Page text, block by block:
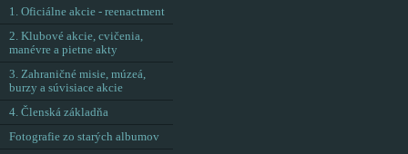
1. Oficiálne akcie - reenactment
2. Klubové akcie, cvičenia,
manévre a pietne akty
3. Zahraničné misie, múzeá,
burzy a súvisiace akcie
4. Členská základňa
Fotografie zo starých albumov